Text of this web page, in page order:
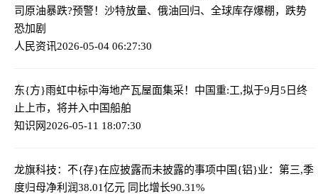
司原油暴跌?预警！沙特放量、俄油回归、全球库存爆棚，跌势
恐加剧
人民资讯2026-05-04 06:27:30
东{方}雨虹中标中海地产瓦屋面集采！ 中国重:工,拟于9月5日终
止上市，将并入中国船舶
知识网2026-05-11 18:07:30
龙旗科技：不{存}在应披露而未披露的事项中国{铝}业：第三,季
度归母净利润38.01亿元 同比增长90.31%